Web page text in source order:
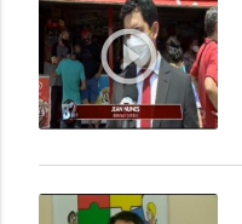
play_circle_outline